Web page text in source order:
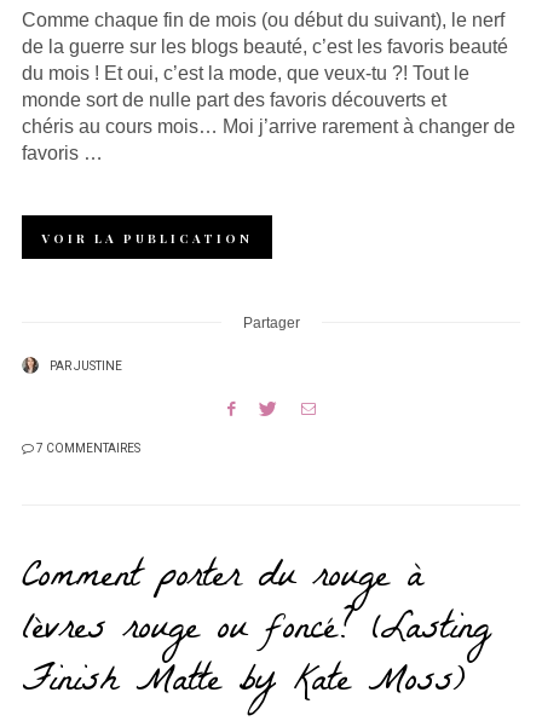
Comme chaque fin de mois (ou début du suivant), le nerf
de la guerre sur les blogs beauté, c’est les favoris beauté
du mois ! Et oui, c’est la mode, que veux-tu ?! Tout le
monde sort de nulle part des favoris découverts et
chéris au cours mois… Moi j’arrive rarement à changer de
favoris …
VOIR LA PUBLICATION
Partager
PARJUSTINE
7 COMMENTAIRES
Comment porter du rouge à
lèvres rouge ou foncé? (Lasting
Finish Matte by Kate Moss)